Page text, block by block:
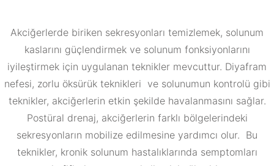
Akciğerlerde biriken sekresyonları temizlemek, solunum
kaslarını güçlendirmek ve solunum fonksiyonlarını
iyileştirmek için uygulanan teknikler mevcuttur. Diyafram
nefesi, zorlu öksürük teknikleri ve solunumun kontrolü gibi
teknikler, akciğerlerin etkin şekilde havalanmasını sağlar.
Postüral drenaj, akciğerlerin farklı bölgelerindeki
sekresyonların mobilize edilmesine yardımcı olur. Bu
teknikler, kronik solunum hastalıklarında semptomları